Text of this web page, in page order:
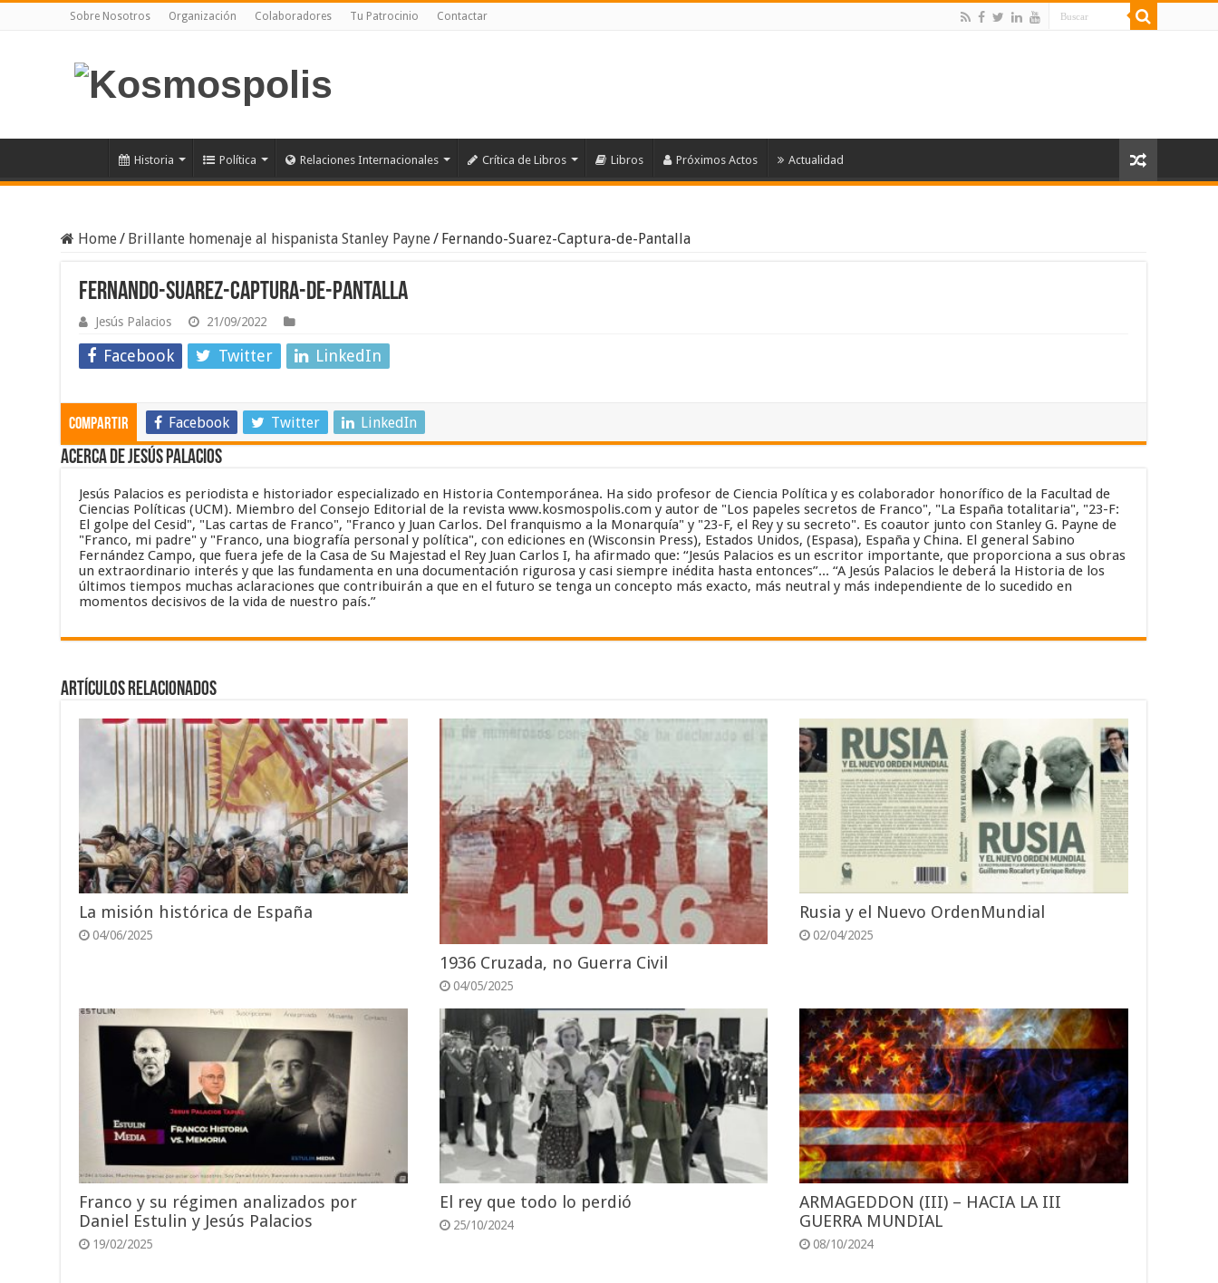
Sobre Nosotros Organización Colaboradores Tu Patrocinio Contactar
Historia Política Relaciones Internacionales Crítica de Libros Libros Próximos Actos Actualidad
Home/ Brillante homenaje al hispanista Stanley Payne/ Fernando-Suarez-Captura-de-Pantalla
Fernando-Suarez-Captura-de-Pantalla
Jesús Palacios 21/09/2022
Facebook Twitter LinkedIn
Compartir Facebook Twitter LinkedIn
Acerca de Jesús Palacios
Jesús Palacios es periodista e historiador especializado en Historia Contemporánea. Ha sido profesor de Ciencia Política y es colaborador honorífico de la Facultad de
Ciencias Políticas (UCM). Miembro del Consejo Editorial de la revista www.kosmospolis.com y autor de "Los papeles secretos de Franco", "La España totalitaria", "23-F:
El golpe del Cesid", "Las cartas de Franco", "Franco y Juan Carlos. Del franquismo a la Monarquía" y "23-F, el Rey y su secreto". Es coautor junto con Stanley G. Payne de
"Franco, mi padre" y "Franco, una biografía personal y política", con ediciones en (Wisconsin Press), Estados Unidos, (Espasa), España y China. El general Sabino
Fernández Campo, que fuera jefe de la Casa de Su Majestad el Rey Juan Carlos I, ha afirmado que: “Jesús Palacios es un escritor importante, que proporciona a sus obras
un extraordinario interés y que las fundamenta en una documentación rigurosa y casi siempre inédita hasta entonces”... “A Jesús Palacios le deberá la Historia de los
últimos tiempos muchas aclaraciones que contribuirán a que en el futuro se tenga un concepto más exacto, más neutral y más independiente de lo sucedido en
momentos decisivos de la vida de nuestro país.”
Artículos relacionados
La misión histórica de España
04/06/2025
1936 Cruzada, no Guerra Civil
04/05/2025
Rusia y el Nuevo OrdenMundial
02/04/2025
Franco y su régimen analizados por
Daniel Estulin y Jesús Palacios
19/02/2025
El rey que todo lo perdió
25/10/2024
ARMAGEDDON (III) – HACIA LA III
GUERRA MUNDIAL
08/10/2024